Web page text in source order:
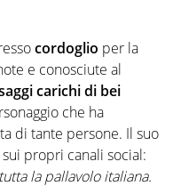
cordoglio per la
e conosciute al
carichi di bei
che ha
di tante persone. Il suo
propri canali social:
la pallavolo italiana.